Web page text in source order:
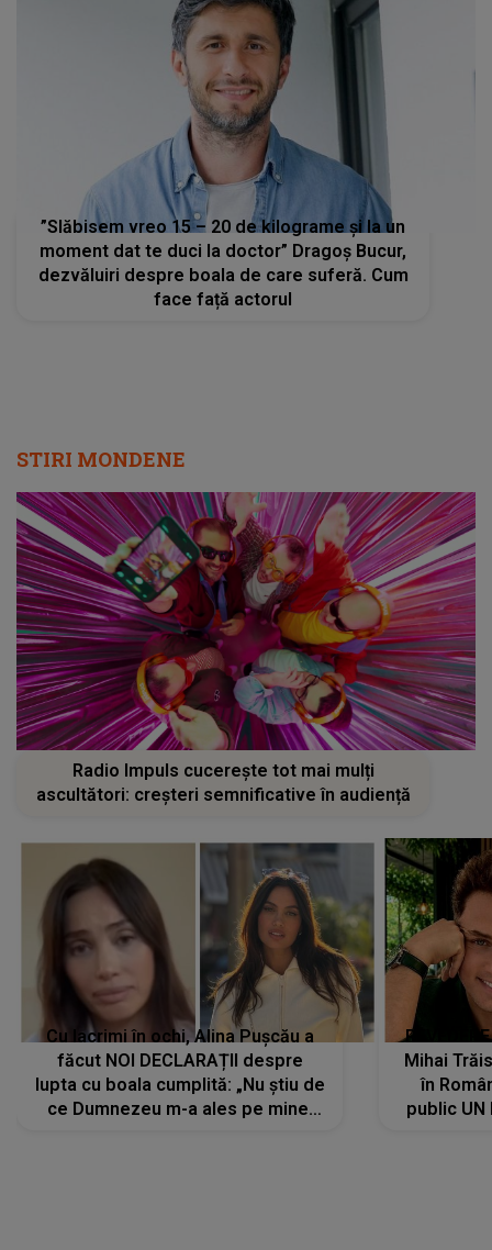
”Slăbisem vreo 15 – 20 de kilograme și la un
moment dat te duci la doctor” Dragoș Bucur,
dezvăluiri despre boala de care suferă. Cum
face față actorul
STIRI MONDENE
Radio Impuls cucerește tot mai mulți
ascultători: creșteri semnificative în audiență
Cu lacrimi în ochi, Alina Pușcău a
făcut NOI DECLARAȚII despre
lupta cu boala cumplită: „Nu știu de
ce Dumnezeu m-a ales pe mine.
Mihai
în
public UN